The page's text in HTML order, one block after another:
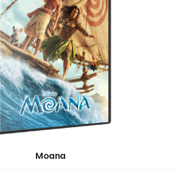
Moana